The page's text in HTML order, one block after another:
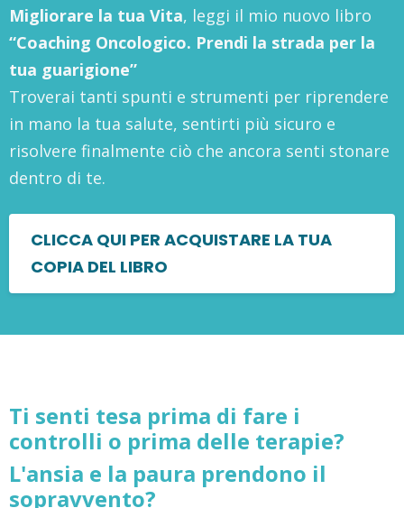
Migliorare la tua Vita, leggi il mio nuovo libro
“Coaching Oncologico. Prendi la strada per la
tua guarigione”
Troverai tanti spunti e strumenti per riprendere
in mano la tua salute, sentirti più sicuro e
risolvere finalmente ciò che ancora senti stonare
dentro di te.
CLICCA QUI PER ACQUISTARE LA TUA
COPIA DEL LIBRO
Ti senti tesa prima di fare i
controlli o prima delle terapie?
L'ansia e la paura prendono il
sopravvento?